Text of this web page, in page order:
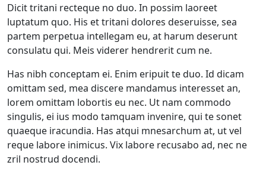
Dicit tritani recteque no duo. In possim laoreet
luptatum quo. His et tritani dolores deseruisse, sea
partem perpetua intellegam eu, at harum deserunt
consulatu qui. Meis viderer hendrerit cum ne.
Has nibh conceptam ei. Enim eripuit te duo. Id dicam
omittam sed, mea discere mandamus interesset an,
lorem omittam lobortis eu nec. Ut nam commodo
singulis, ei ius modo tamquam invenire, qui te sonet
quaeque iracundia. Has atqui mnesarchum at, ut vel
reque labore inimicus. Vix labore recusabo ad, nec ne
zril nostrud docendi.